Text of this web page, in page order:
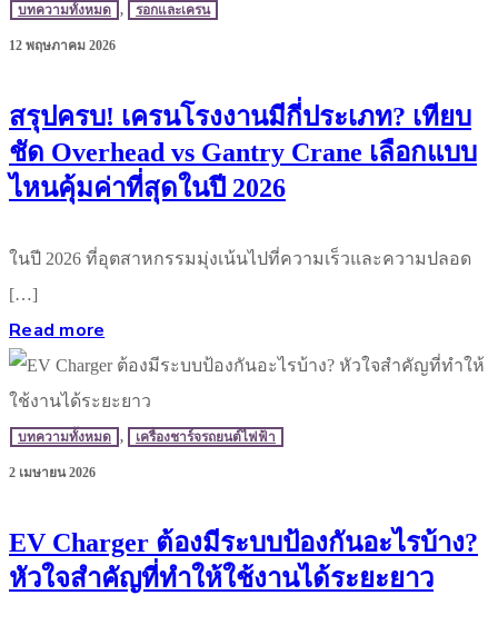
บทความทั้งหมด , รอกและเครน
12 พฤษภาคม 2026
สรุปครบ! เครนโรงงานมีกี่ประเภท? เทียบ
ชัด Overhead vs Gantry Crane เลือกแบบ
ไหนคุ้มค่าที่สุดในปี 2026
ในปี 2026 ที่อุตสาหกรรมมุ่งเน้นไปที่ความเร็วและความปลอด
[…]
Read more
บทความทั้งหมด , เครื่องชาร์จรถยนต์ไฟฟ้า
2 เมษายน 2026
EV Charger ต้องมีระบบป้องกันอะไรบ้าง?
หัวใจสำคัญที่ทำให้ใช้งานได้ระยะยาว